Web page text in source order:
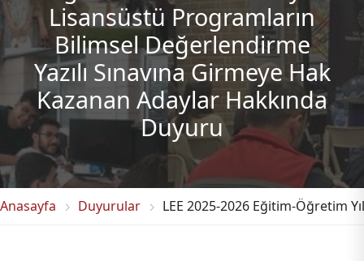
Lisansüstü Programların
Bilimsel Değerlendirme
Yazılı Sınavına Girmeye Hak
Kazanan Adaylar Hakkında
Duyuru
Anasayfa Duyurular LEE 2025-2026 Eğitim-Öğretim